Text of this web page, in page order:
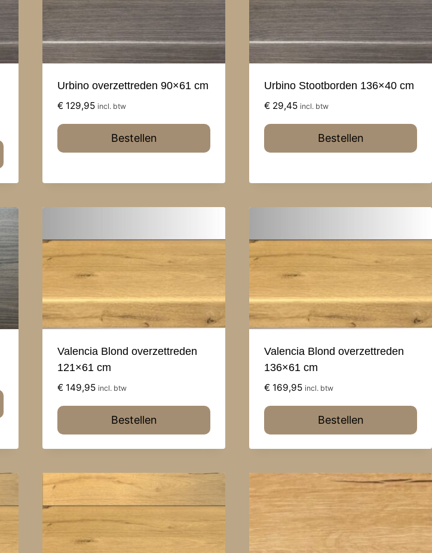
Urbino overzettreden 90×61 cm
€ 129,95 incl. btw
Bestellen
Urbino Stootborden 136×40 cm
€ 29,45 incl. btw
Bestellen
Valencia Blond overzettreden
121×61 cm
€ 149,95 incl. btw
Bestellen
Valencia Blond overzettreden
136×61 cm
€ 169,95 incl. btw
Bestellen